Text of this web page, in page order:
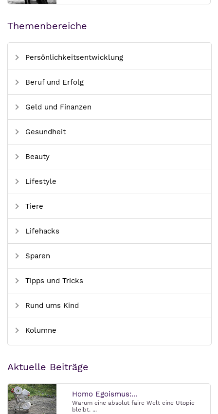
Themenbereiche
Persönlichkeitsentwicklung
Beruf und Erfolg
Geld und Finanzen
Gesundheit
Beauty
Lifestyle
Tiere
Lifehacks
Sparen
Tipps und Tricks
Rund ums Kind
Kolumne
Aktuelle Beiträge
Homo Egoismus:...
Warum eine absolut faire Welt eine Utopie
bleibt. ...